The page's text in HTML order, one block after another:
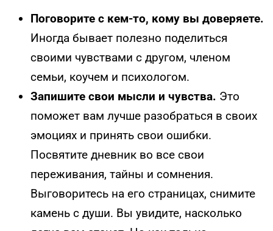
Поговорите с кем-то, кому вы доверяете.
Иногда бывает полезно поделиться
своими чувствами с другом, членом
семьи, коучем и психологом.
Запишите свои мысли и чувства. Это
поможет вам лучше разобраться в своих
эмоциях и принять свои ошибки.
Посвятите дневник во все свои
переживания, тайны и сомнения.
Выговоритесь на его страницах, снимите
камень с души. Вы увидите, насколько